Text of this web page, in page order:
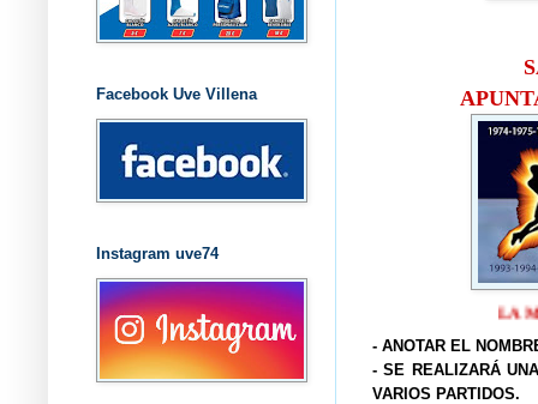
- ANOTAR EL
- SE REALIZARÁ
VARIOS PARTIDOS.
Facebook Uve Villena
Instagram uve74